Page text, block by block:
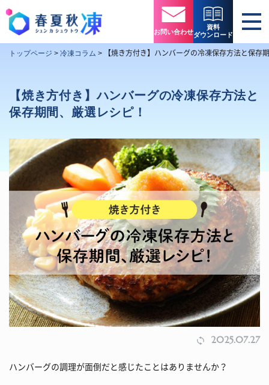
お問い合わせ
資料
ダウンロード
トップページ > 冷凍コラム > 【焼き方付き】ハンバーグの冷凍保存方法と保存
【焼き方付き】ハンバーグの冷凍保存方法と
保存期間、厳選レシピ！
2025.07.27
ハンバーグの調理が面倒だと感じたことはありませんか？